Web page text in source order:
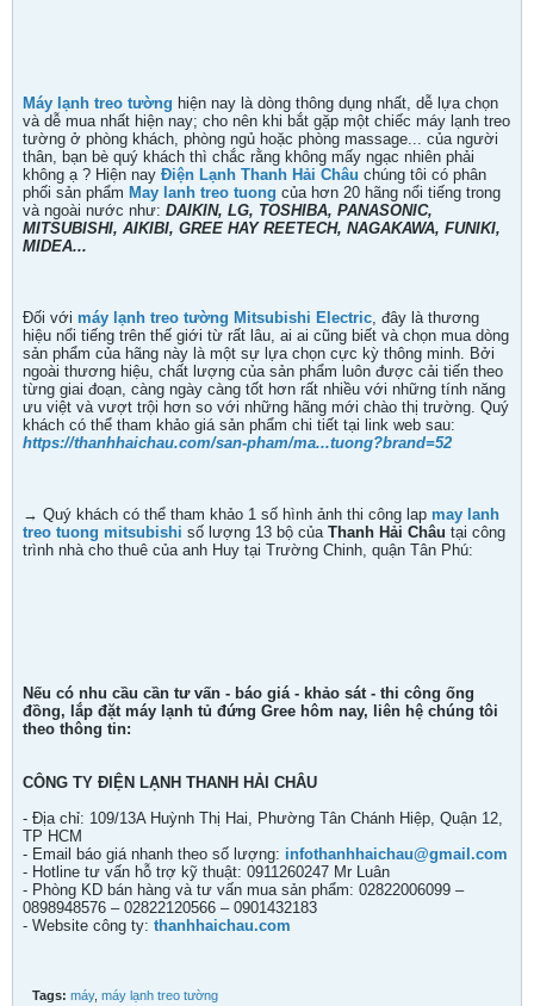
Máy lạnh treo tường hiện nay là dòng thông dụng nhất, dễ lựa chọn
và dễ mua nhất hiện nay; cho nên khi bắt gặp một chiếc máy lạnh treo
tường ở phòng khách, phòng ngủ hoặc phòng massage... của người
thân, bạn bè quý khách thì chắc rằng không mấy ngạc nhiên phải
không ạ ? Hiện nay Điện Lạnh Thanh Hải Châu chúng tôi có phân
phối sản phẩm May lanh treo tuong của hơn 20 hãng nổi tiếng trong
và ngoài nước như: DAIKIN, LG, TOSHIBA, PANASONIC,
MITSUBISHI, AIKIBI, GREE HAY REETECH, NAGAKAWA, FUNIKI,
MIDEA...
Đối với máy lạnh treo tường Mitsubishi Electric, đây là thương
hiệu nổi tiếng trên thế giới từ rất lâu, ai ai cũng biết và chọn mua dòng
sản phẩm của hãng này là một sự lựa chọn cực kỳ thông minh. Bởi
ngoài thương hiệu, chất lượng của sản phẩm luôn được cải tiến theo
từng giai đoạn, càng ngày càng tốt hơn rất nhiều với những tính năng
ưu việt và vượt trội hơn so với những hãng mới chào thị trường. Quý
khách có thể tham khảo giá sản phẩm chi tiết tại link web sau:
https://thanhhaichau.com/san-pham/ma...tuong?brand=52
→ Quý khách có thể tham khảo 1 số hình ảnh thi công lap may lanh
treo tuong mitsubishi số lượng 13 bộ của Thanh Hải Châu tại công
trình nhà cho thuê của anh Huy tại Trường Chinh, quận Tân Phú:
Nếu có nhu cầu cần tư vấn - báo giá - khảo sát - thi công ống
đồng, lắp đặt máy lạnh tủ đứng Gree hôm nay, liên hệ chúng tôi
theo thông tin:
CÔNG TY ĐIỆN LẠNH THANH HẢI CHÂU
- Địa chỉ: 109/13A Huỳnh Thị Hai, Phường Tân Chánh Hiệp, Quận 12,
TP HCM
- Email báo giá nhanh theo số lượng: infothanhhaichau@gmail.com
- Hotline tư vấn hỗ trợ kỹ thuật: 0911260247 Mr Luân
- Phòng KD bán hàng và tư vấn mua sản phẩm: 02822006099 –
0898948576 – 02822120566 – 0901432183
- Website công ty: thanhhaichau.com
Tags: máy, máy lạnh treo tường